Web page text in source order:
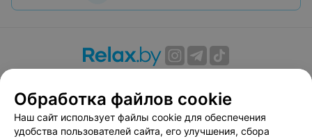
Вакансии
Публичный договор
Способы оплаты
Публичный договор по использованию сервиса
«Афиша»
Обработка файлов cookie
Наш сайт использует файлы cookie для обеспечения
удобства пользователей сайта, его улучшения, сбора